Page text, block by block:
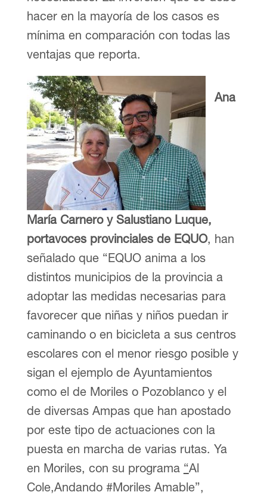
hacer en la mayoría de los casos es
mínima en comparación con todas las
ventajas que reporta.
Ana
María Carnero y Salustiano Luque,
portavoces provinciales de EQUO, han
señalado que “EQUO anima a los
distintos municipios de la provincia a
adoptar las medidas necesarias para
favorecer que niñas y niños puedan ir
caminando o en bicicleta a sus centros
escolares con el menor riesgo posible y
sigan el ejemplo de Ayuntamientos
como el de Moriles o Pozoblanco y el
de diversas Ampas que han apostado
por este tipo de actuaciones con la
puesta en marcha de varias rutas. Ya
en Moriles, con su programa “Al
Cole,Andando #Moriles Amable”,